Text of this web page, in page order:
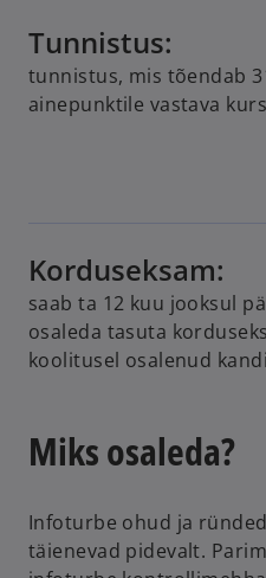
Tunnistus:
tunnistus, mis tõendab
ainepunktile vastava
Korduseksam:
saab ta 12 kuu jooksul
osaleda tasuta
koolitusel osalenud
Miks osaleda?
Infoturbe ohud ja
täienevad pidevalt.